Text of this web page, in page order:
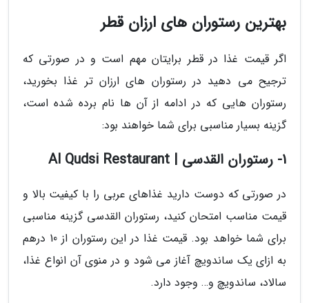
بهترین رستوران های ارزان قطر
اگر قیمت غذا در قطر برایتان مهم است و در صورتی که
ترجیح می دهید در رستوران های ارزان تر غذا بخورید،
رستوران هایی که در ادامه از آن ها نام برده شده است،
گزینه بسیار مناسبی برای شما خواهند بود:
1- رستوران القدسی | Al Qudsi Restaurant
در صورتی که دوست دارید غذاهای عربی را با کیفیت بالا و
قیمت مناسب امتحان کنید، رستوران القدسی گزینه مناسبی
برای شما خواهد بود. قیمت غذا در این رستوران از 10 درهم
به ازای یک ساندویچ آغاز می شود و در منوی آن انواع غذا،
سالاد، ساندویچ و… وجود دارد.